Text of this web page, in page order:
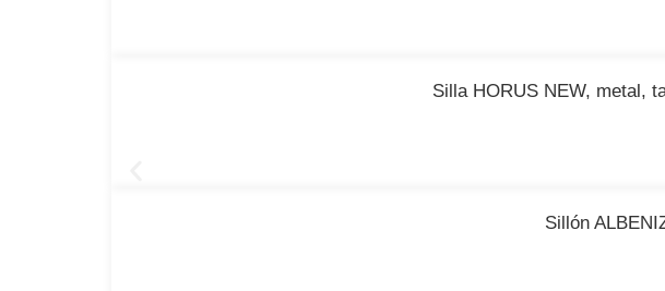
Silla HORUS NEW, metal,
Sillón